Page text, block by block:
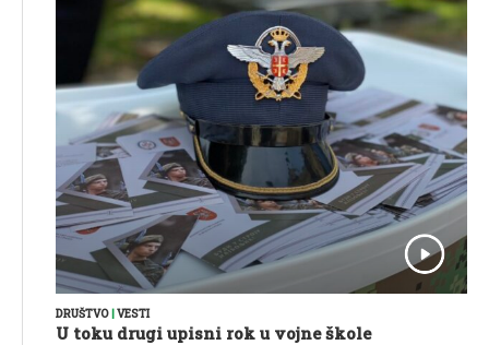
DRUŠTVO|VESTI
U toku drugi upisni rok u vojne škole